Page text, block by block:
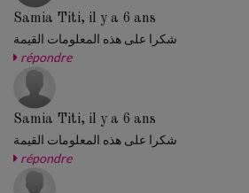
Samia Titi, il y a 6 ans
شكرا على هذه المعلومات القيمة
répondre
Samia Titi, il y a 6 ans
شكرا على هذه المعلومات القيمة
répondre